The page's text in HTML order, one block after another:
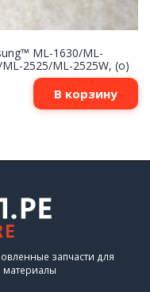
ML-1630/ML-
2525/ML-2525W, (о)
В корзину
запчасти для
материалы